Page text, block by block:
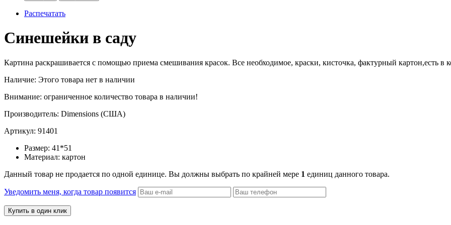
Распечатать
Синешейки в саду
Картина раскрашивается c помощью приема смешивания красок. Все необходимое, краски, кисточка, фактурный картон,есть в
Наличие: Этого товара нет в наличии
Внимание: ограниченное количество товара в наличии!
Производитель: Dimensions (США)
Артикул: 91401
Размер: 41*51
Материал: картон
Данный товар не продается по одной единице. Вы должны выбрать по крайней мере 1 единиц данного товара.
Уведомить меня, когда товар появится